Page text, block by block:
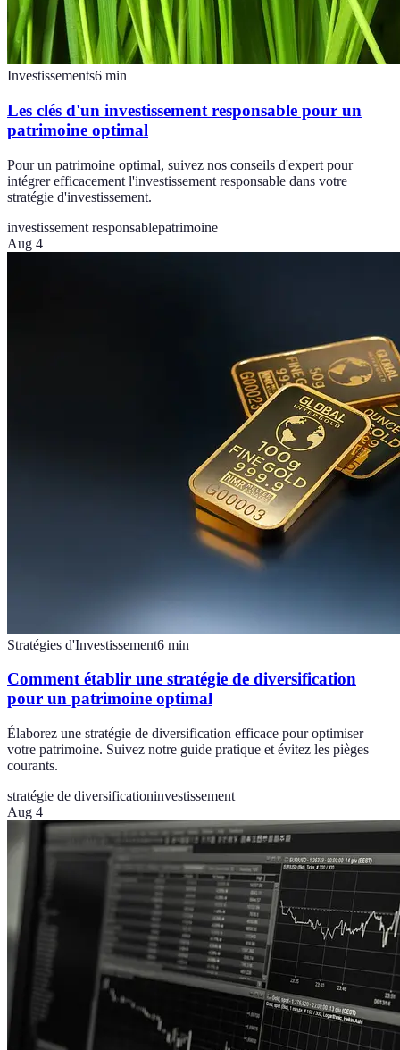
Investissements6 min
Les clés d'un investissement responsable pour un
patrimoine optimal
Pour un patrimoine optimal, suivez nos conseils d'expert pour
intégrer efficacement l'investissement responsable dans votre
stratégie d'investissement.
investissement responsablepatrimoine
Aug 4
Stratégies d'Investissement6 min
Comment établir une stratégie de diversification
pour un patrimoine optimal
Élaborez une stratégie de diversification efficace pour optimiser
votre patrimoine. Suivez notre guide pratique et évitez les pièges
courants.
stratégie de diversificationinvestissement
Aug 4